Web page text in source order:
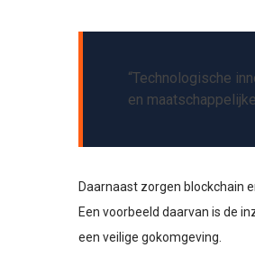
“Technologische
en
Daarnaast zorgen blockchain
Een voorbeeld daarvan is de
een veilige gokomgeving.